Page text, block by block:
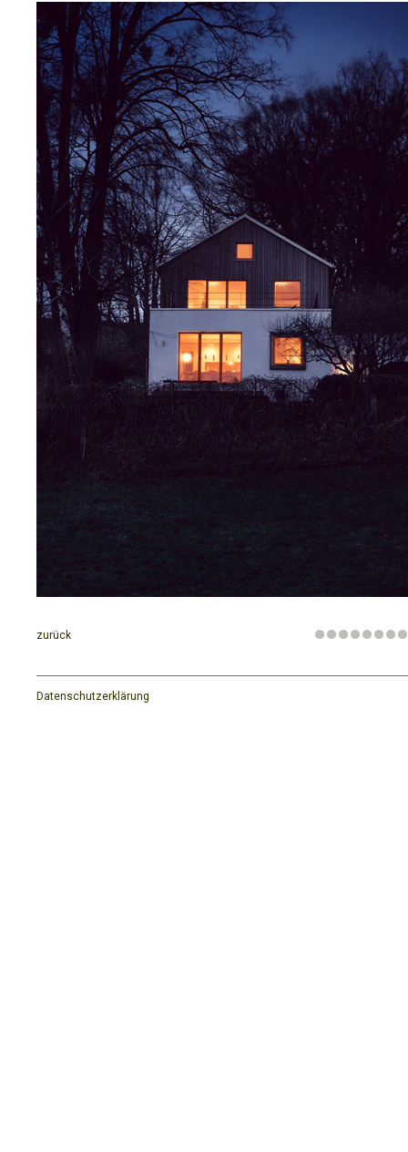
zurück
Datenschutzerklärung